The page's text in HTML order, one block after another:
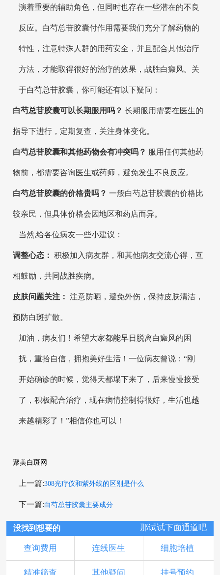
演着重要的辅助角色，但同时也存在一些潜在的不良
反应。白芍总苷胶囊付作用需要我们充分了解药物的
特性，注意特殊人群的用药安全，并且配合其他治疗
方法，才能取得很好的治疗的效果，战胜白癜风。关
于白芍总苷胶囊，你可能还有以下疑问：
白芍总苷胶囊可以长期服用吗？ 长期服用需要在医生的
指导下进行，定期复查，关注身体变化。
白芍总苷胶囊和其他药物会有冲突吗？ 服用任何其他药
物前，都需要咨询医生或药师，避免发生不良反应。
白芍总苷胶囊的价格贵吗？ 一般白芍总苷胶囊的价格比
较亲民，但具体价格会因地区和药店而异。
当然,给各位病友一些小建议：
调整心态： 积极加入病友群，和其他病友交流心得，互
相鼓励，共同战胜疾病。
皮肤问题关注： 注意防晒，避免外伤，保持皮肤清洁，
预防白斑扩散。
加油，病友们！希望大家都能早日脱离白癜风的困
扰，重拾自信，拥抱美好生活！一位病友曾说：“刚
开始确诊的时候，觉得天都塌下来了，后来慢慢接受
了，积极配合治疗，现在病情控制得很好，生活也越
来越精彩了！”相信你也可以！
聚美白斑网
上一篇:308光疗仪和紫外线的区别是什么
下一篇:白芍总苷胶囊主要成分
没找到想要的 那试试下面通道吧
查询费用 连线医生 细胞培植
精准筛查 其他疑问 挂号预约